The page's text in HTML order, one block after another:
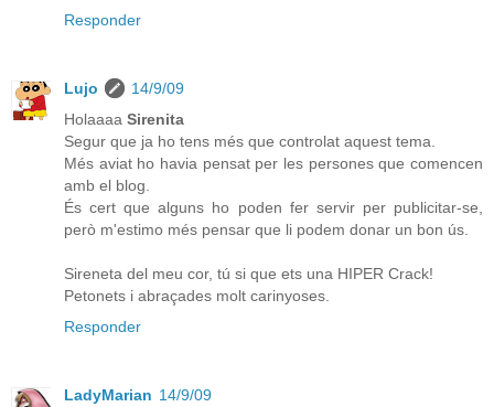
Responder
Lujo
14/9/09
Holaaaa Sirenita
Segur que ja ho tens més que controlat aquest tema.
Més aviat ho havia pensat per les persones que comencen
amb el blog.
És cert que alguns ho poden fer servir per publicitar-se,
però m'estimo més pensar que li podem donar un bon ús.
Sireneta del meu cor, tú si que ets una HIPER Crack!
Petonets i abraçades molt carinyoses.
Responder
LadyMarian 14/9/09